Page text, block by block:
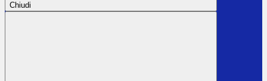
Chiudi